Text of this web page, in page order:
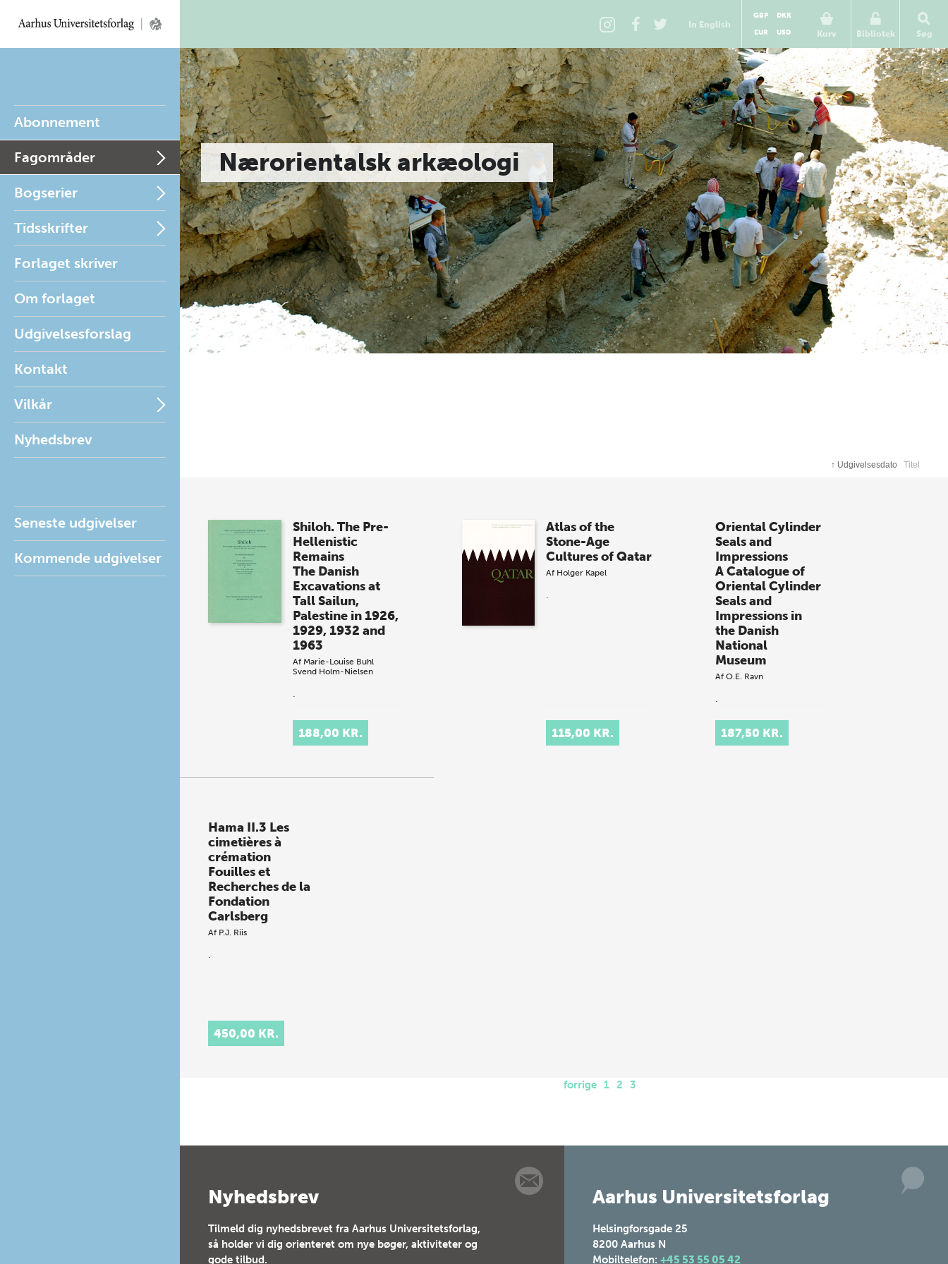
In English
Kurv
GBP
DKK
EUR
USD Bibliotek Søg
Abonnement
Fagområder
Bogserier
Tidsskrifter
Forlaget skriver
Om forlaget
Udgivelsesforslag
Kontakt
Vilkår
Nyhedsbrev
Seneste udgivelser
Kommende udgivelser
Nærorientalsk arkæologi
↑ Udgivelsesdato Titel
Shiloh. The Pre-
Hellenistic
Remains
The Danish
Excavations at
Tall Sailun,
Palestine in 1926,
1929, 1932 and
1963
Af Marie-Louise Buhl
Svend Holm-Nielsen
.
188,00 KR.
Atlas of the
Stone-Age
Cultures of Qatar
Af Holger Kapel
.
115,00 KR.
Oriental Cylinder
Seals and
Impressions
A Catalogue of
Oriental Cylinder
Seals and
Impressions in
the Danish
National
Museum
Af O.E. Ravn
.
187,50 KR.
Hama II.3 Les
cimetières à
crémation
Fouilles et
Recherches de la
Fondation
Carlsberg
Af P.J. Riis
.
450,00 KR.
forrige 1 2 3
Nyhedsbrev
Tilmeld dig nyhedsbrevet fra Aarhus Universitetsforlag,
så holder vi dig orienteret om nye bøger, aktiviteter og
gode tilbud.
Aarhus Universitetsforlag
Helsingforsgade 25
8200 Aarhus N
Mobiltelefon: +45 53 55 05 42